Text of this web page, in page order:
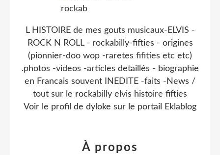
L HISTOIRE de mes gouts musicaux-ELVIS -
ROCK N ROLL - rockabilly-fifties - origines
(pionnier-doo wop -raretes fifities etc etc)
.photos -videos -articles detaillés - biographie
en Francais souvent INEDITE -faits -News /
tout sur le rockabilly elvis histoire fifties
Voir le profil de dyloke sur le portail Eklablog
À propos